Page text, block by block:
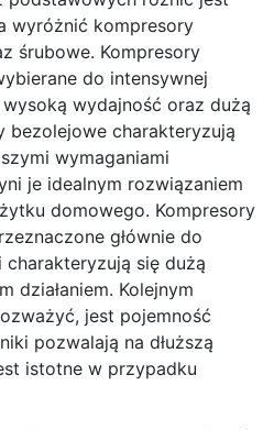
wyróżnić kompresory
śrubowe. Kompresory
do intensywnej
wydajność oraz dużą
bezolejowe charakteryzują
wymaganiami
je idealnym rozwiązaniem
domowego. Kompresory
głównie do
charakteryzują się dużą
działaniem. Kolejnym
jest pojemność
pozwalają na dłuższą
istotne w przypadku